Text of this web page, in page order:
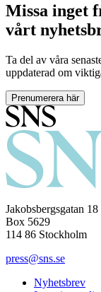
Missa inget
vårt
Ta del av våra
uppdaterad om
Prenumerera här
Jakobsbergsgatan 18
Box 5629
114 86 Stockholm
press@sns.se
Nyhetsbrev